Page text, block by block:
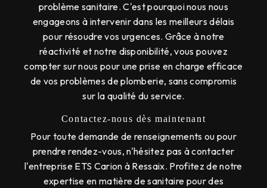
problème sanitaire. C'est pourquoi nous nous
engageons à intervenir dans les meilleurs délais
pour résoudre vos urgences. Grâce à notre
réactivité et notre disponibilité, vous pouvez
compter sur nous pour une prise en charge efficace
de vos problèmes de plomberie, sans compromis
sur la qualité du service.
Contactez-nous dès maintenant
Pour toute demande de renseignements ou pour
prendre rendez-vous, n'hésitez pas à contacter
l'entreprise ETS Carion à Ressaix. Profitez de notre
expertise en matière de sanitaire pour des